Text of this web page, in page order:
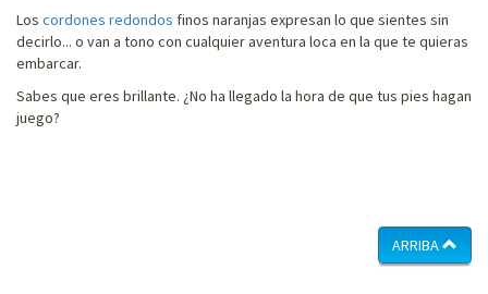
Los cordones redondos finos naranjas expresan lo que sientes sin
decirlo... o van a tono con cualquier aventura loca en la que te quieras
embarcar.
Sabes que eres brillante. ¿No ha llegado la hora de que tus pies hagan
juego?
ARRIBA